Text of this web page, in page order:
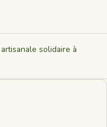
solidaire à